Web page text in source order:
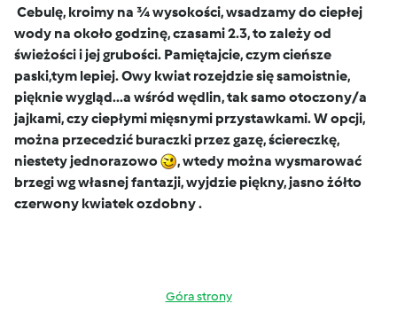
Cebulę, kroimy na ¾ wysokości, wsadzamy do ciepłej
wody na około godzinę, czasami 2.3, to zależy od
świeżości i jej grubości. Pamiętajcie, czym cieńsze
paski,tym lepiej.Owy kwiat rozejdzie się samoistnie,
pięknie wygląd...a wśród wędlin, tak samo otoczony/a
jajkami, czy ciepłymi mięsnymi przystawkami. W opcji,
można przecedzić buraczki przez gazę, ściereczkę,
niestety jednorazowo
, wtedy można wysmarować
brzegi wg własnej fantazji, wyjdzie piękny, jasno żółto
czerwony kwiatek ozdobny .
Góra strony